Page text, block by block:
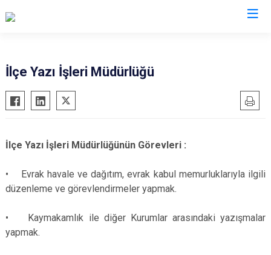
Ahırlı
Akören
Altınekin
Beyşehir
Bozkır
Cihanbeyli
Güneysınır
Hadim
Halkapınar
Seydişehir
Yalıhüyük
İlçe Yazı İşleri Müdürlüğü
İlçe Yazı İşleri Müdürlüğünün Görevleri :
• Evrak havale ve dağıtım, evrak kabul memurluklarıyla ilgili
düzenleme ve görevlendirmeler yapmak.
• Kaymakamlık ile diğer Kurumlar arasındaki yazışmalar
yapmak.